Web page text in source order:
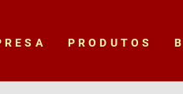
PRODUTOS